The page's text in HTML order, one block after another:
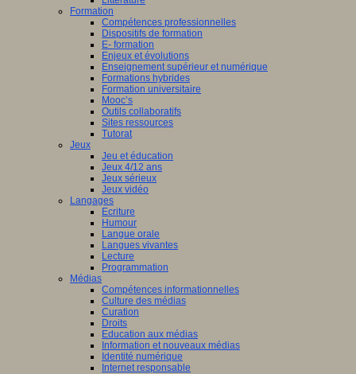
Formation
Compétences professionnelles
Dispositifs de formation
E- formation
Enjeux et évolutions
Enseignement supérieur et numérique
Formations hybrides
Formation universitaire
Mooc’s
Outils collaboratifs
Sites ressources
Tutorat
Jeux
Jeu et éducation
Jeux 4/12 ans
Jeux sérieux
Jeux vidéo
Langages
Ecriture
Humour
Langue orale
Langues vivantes
Lecture
Programmation
Médias
Compétences informationnelles
Culture des médias
Curation
Droits
Education aux médias
Information et nouveaux médias
Identité numérique
Internet responsable